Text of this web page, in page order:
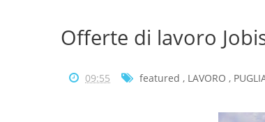
Offerte di lavoro
09:55 featured , LAVORO ,